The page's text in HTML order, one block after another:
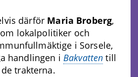
därför Maria Broberg,
lokalpolitiker och
i Sorsele,
handlingen i Bakvatten till
trakterna.